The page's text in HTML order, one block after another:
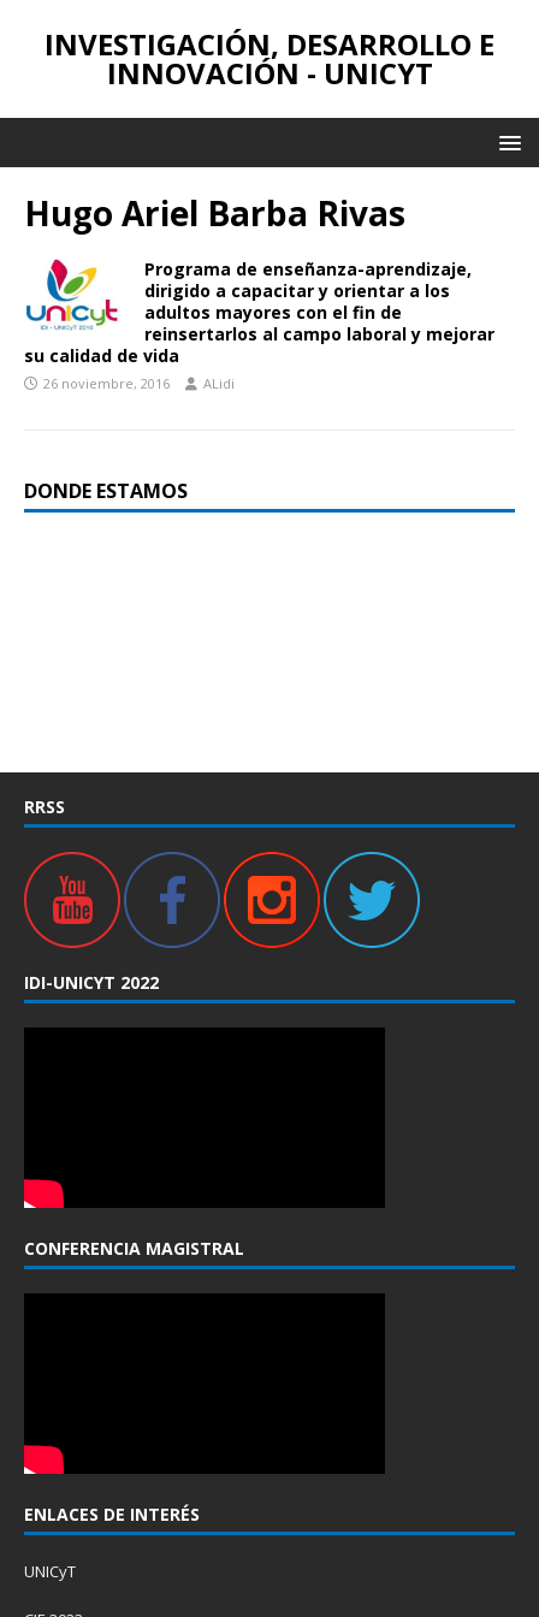
INVESTIGACIÓN, DESARROLLO E
INNOVACIÓN - UNICYT
Hugo Ariel Barba Rivas
Programa de enseñanza-aprendizaje,
dirigido a capacitar y orientar a los
adultos mayores con el fin de
reinsertarlos al campo laboral y mejorar
su calidad de vida
26 noviembre, 2016 ALidi
DONDE ESTAMOS
RRSS
IDI-UNICYT 2022
CONFERENCIA MAGISTRAL
ENLACES DE INTERÉS
UNICyT